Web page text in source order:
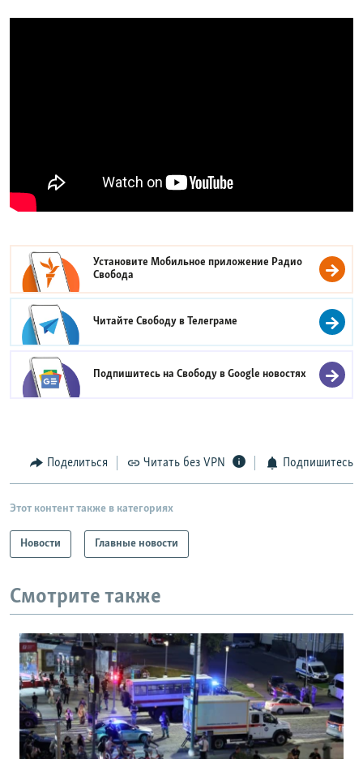
Установите Мобильное приложение Радио
Свобода
Читайте Свободу вТелеграме
Подпишитесь на Свободу вGoogle новостях
Поделиться Читать без VPN Подпишитесь
Этот контент также в категориях
Новости Главные новости
Смотрите также